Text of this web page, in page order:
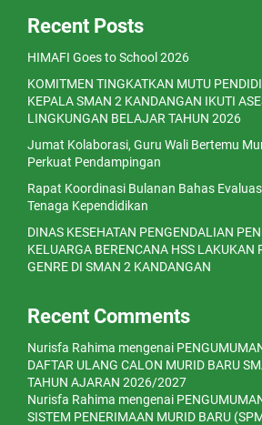
Recent Posts
HIMAFI Goes to School 2026
KOMITMEN TINGKATKAN MUTU
KEPALA SMAN 2 KANDANGAN IKUTI
LINGKUNGAN BELAJAR TAHUN 2026
Jumat Kolaborasi, Guru Wali Bertemu
Perkuat Pendampingan
Rapat Koordinasi Bulanan Bahas
Tenaga Kependidikan
DINAS KESEHATAN PENGENDALIAN
KELUARGA BERENCANA HSS LAKUKAN
GENRE DI SMAN 2 KANDANGAN
Recent Comments
Nurisfa Rahima mengenai
DAFTAR ULANG CALON MURID BARU
TAHUN AJARAN 2026/2027
Nurisfa Rahima mengenai
SISTEM PENERIMAAN MURID BARU